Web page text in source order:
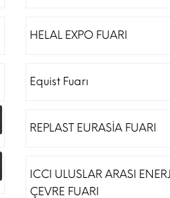
HELAL EXPO FUARI
Equist Fuarı
REPLAST EURASİA FUARI
ICCI ULUSLAR ARASI
ÇEVRE FUARI